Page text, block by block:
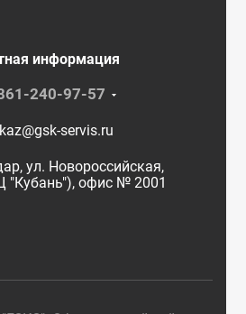
информация
240-97-57
servis.ru
ул. Новороссийская,
"Кубань"), офис № 2001